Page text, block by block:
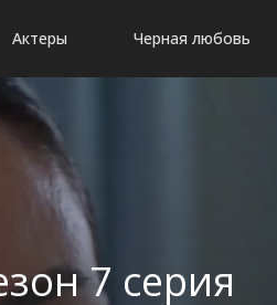
Актеры Черная любовь
7 серия